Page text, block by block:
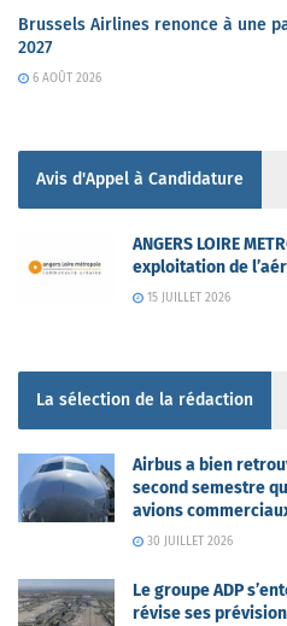
Brussels Airlines renonce à une
2027
6 AOÛT 2026
Avis d'Appel à Candidature
ANGERS LOIRE
exploitation de
15 JUILLET 2026
La sélection de la rédaction
Airbus a bien
second semestre
avions
30 JUILLET 2026
Le groupe ADP
révise ses